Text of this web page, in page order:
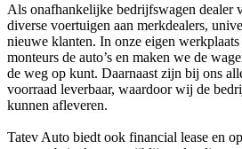
Als onafhankelijke bedrijfswagen dealer
diverse voertuigen aan merkdealers,
nieuwe klanten. In onze eigen
monteurs de auto’s en maken we de
de weg op kunt. Daarnaast zijn bij ons
voorraad leverbaar, waardoor wij de
kunnen afleveren.
Tatev Auto biedt ook financial lease en